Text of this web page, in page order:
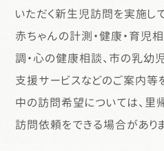
いただく新生児訪問を実施して
赤ちゃんの計測・健康・育児
調・心の健康相談、市の乳幼
支援サービスなどのご案内等
中の訪問希望については、里
訪問依頼をできる場合があり